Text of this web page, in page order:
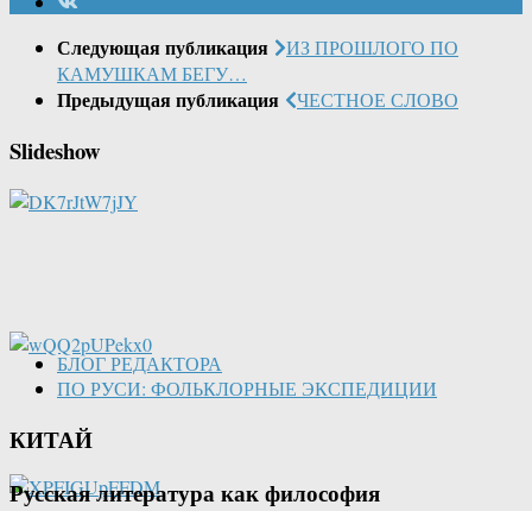
Следующая публикация
ИЗ ПРОШЛОГО ПО
КАМУШКАМ БЕГУ…
Предыдущая публикация ЧЕСТНОЕ СЛОВО
Slideshow
БЛОГ РЕДАКТОРА
ПО РУСИ: ФОЛЬКЛОРНЫЕ ЭКСПЕДИЦИИ
КИТАЙ
Русская литература как философия